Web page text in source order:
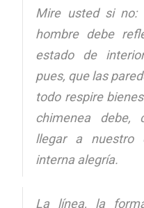
Mire usted si no:
hombre debe
estado de
pues, que las
todo respire
chimenea debe,
llegar a nuestro
interna alegría.
La línea, la